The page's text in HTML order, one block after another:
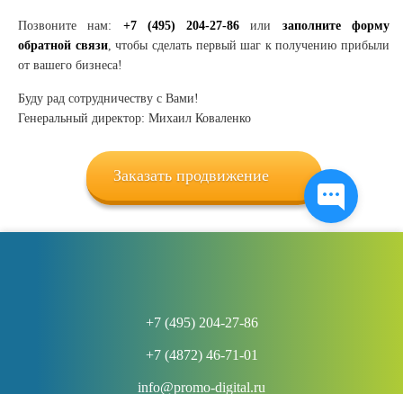
Позвоните нам: +7 (495) 204-27-86 или заполните форму
обратной связи, чтобы сделать первый шаг к получению прибыли
от вашего бизнеса!
Буду рад сотрудничеству с Вами!
Генеральный директор: Михаил Коваленко
Заказать продвижение
+7 (495) 204-27-86
+7 (4872) 46-71-01
info@promo-digital.ru